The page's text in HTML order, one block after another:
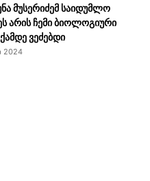
მუსერიძემ საიდუმლო
არის ჩემი ბიოლოგიური
ვეძებდი
2024